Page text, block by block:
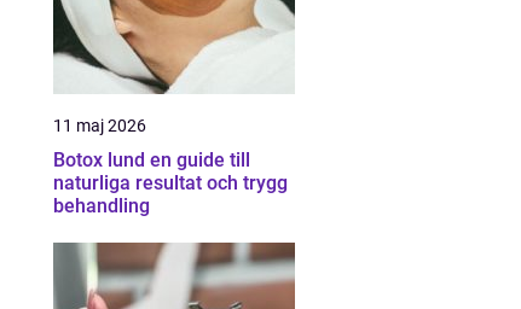
11 maj 2026
Botox lund en guide till
naturliga resultat och trygg
behandling